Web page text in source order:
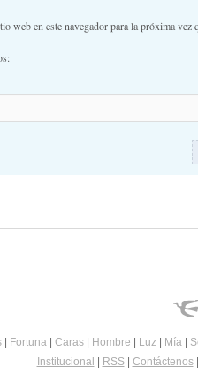
web en este navegador para la próxima vez
| Fortuna| Caras| Hombre Luz| Mía|
Institucional
RSS| Contáctenos